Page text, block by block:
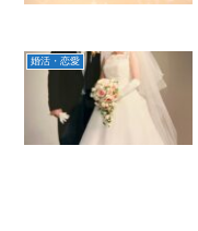
婚活・恋愛